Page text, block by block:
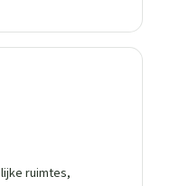
ruimtes,